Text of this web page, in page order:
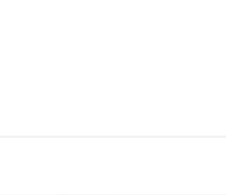
Klimaanpassung mit